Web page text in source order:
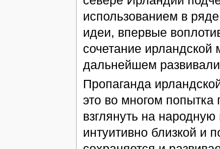
использованием в
идеи, впервые
сочетание
дальнейшем
Пропаганда
это во многом
взглянуть на
интуитивно близкой и